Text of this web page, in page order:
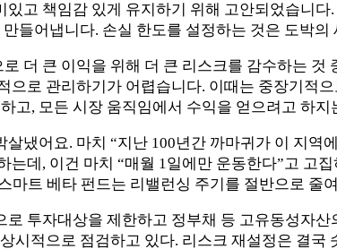
고 책임감 있게 유지하기 위해 고안되었습니
들어냅니다. 손실 한도를 설정하는 것은 도박
로 더 큰 이익을 위해 더 큰 리스크를 감수하는
로 관리하기가 어렵습니다. 이때는 중장기적
고, 모든 시장 움직임에서 수익을 얻으려고 하지
냈어요. 마치 “지난 100년간 까마귀가 이 지역
데, 이건 마치 “매월 1일에만 운동한다”고 고
마트 베타 펀드는 리밸런싱 주기를 절반으로 줄
투자대상을 제한하고 정부채 등 고유동성자
시적으로 점검하고 있다. 리스크 재설정은 결